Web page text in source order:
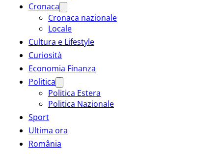
Cronaca
Cronaca nazionale
Locale
Cultura e Lifestyle
Curiosità
Economia Finanza
Politica
Politica Estera
Politica Nazionale
Sport
Ultima ora
România